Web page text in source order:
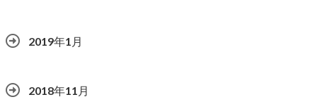
2019年1月
2018年11月